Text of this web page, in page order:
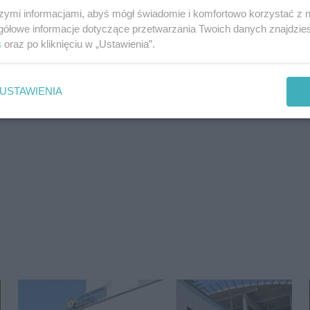
informacjami, abyś mógł świadomie i komfortowo korzystać z
informacje dotyczące przetwarzania Twoich danych
oraz po kliknięciu w „Ustawienia”.
USTAWIENIA